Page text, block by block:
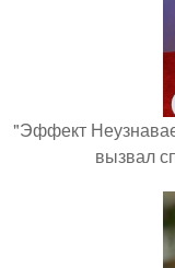
"Эффект
вызвал